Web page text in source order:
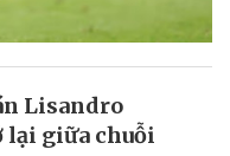
Lisandro
giữa chuỗi